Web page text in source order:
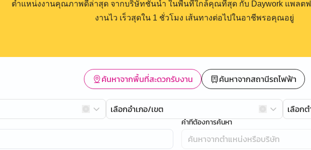
ตำแหน่งงานคุณภาพดีล่าสุด จากบริษัทชั้นนำ ในพื้นที่ใกล้คุณที่สุด กับ Daywork แพลต
งานไว เร็วสุดใน 1 ชั่วโมง เส้นทางต่อไปในอาชีพรอคุณอยู่
ค้นหาจากพื้นที่สะดวกรับงาน ค้นหาจากสถานีรถไฟฟ้า
เลือกอำเภอ/เขต เลือก
คำที่ต้องการค้นหา